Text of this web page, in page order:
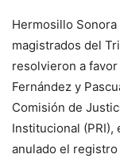
Hermosillo
magistrados del
resolvieron a
Fernández y
Comisión de
Institucional (PRI),
anulado el